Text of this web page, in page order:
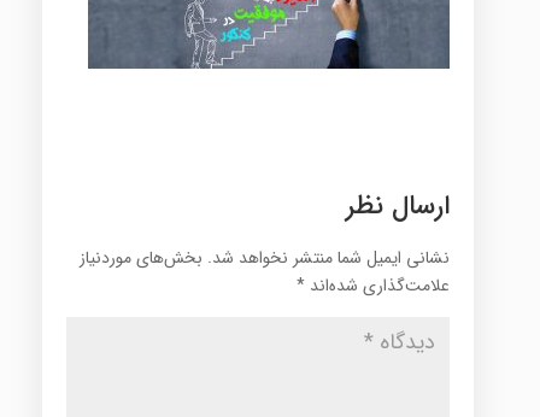
ارسال نظر
نشانی ایمیل شما منتشر نخواهد شد. بخش‌های موردنیاز
علامت‌گذاری شده‌اند *